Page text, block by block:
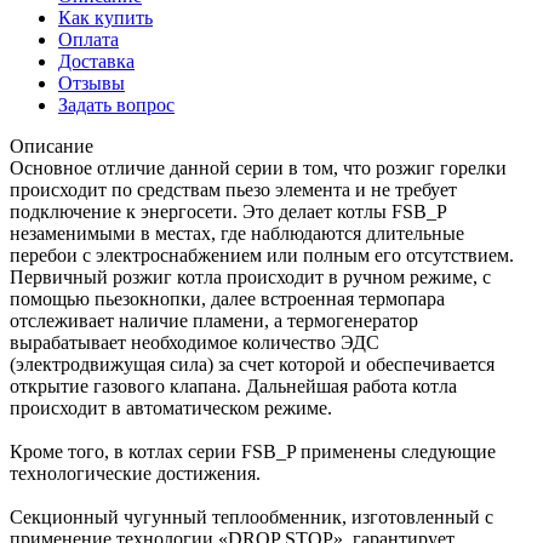
Как купить
Оплата
Доставка
Отзывы
Задать вопрос
Описание
Основное отличие данной серии в том, что розжиг горелки
происходит по средствам пьезо элемента и не требует
подключение к энергосети. Это делает котлы FSB_P
незаменимыми в местах, где наблюдаются длительные
перебои с электроснабжением или полным его отсутствием.
Первичный розжиг котла происходит в ручном режиме, с
помощью пьезокнопки, далее встроенная термопара
отслеживает наличие пламени, а термогенератор
вырабатывает необходимое количество ЭДС
(электродвижущая сила) за счет которой и обеспечивается
открытие газового клапана. Дальнейшая работа котла
происходит в автоматическом режиме.
Кроме того, в котлах серии FSB_P применены следующие
технологические достижения.
Секционный чугунный теплообменник, изготовленный с
применение технологии «DROP STOP», гарантирует